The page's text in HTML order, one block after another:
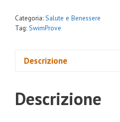
Categoria: Salute e Benessere
Tag: SwimProve
Descrizione
Descrizione